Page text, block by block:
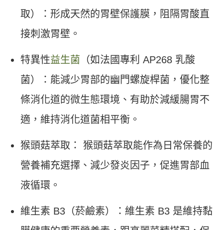
取）：形成天然的胃壁保護膜，阻隔胃酸直
接刺激胃壁。
特異性益生菌 （如法國專利 AP268 乳酸
菌）：能減少胃部的幽門螺旋桿菌，優化整
條消化道的微生態環境、有助於減緩腸胃不
適，維持消化道菌相平衡。
猴頭菇萃取： 猴頭菇萃取能作為日常保養的
營養補充選擇、減少發炎因子，促進胃部血
液循環。
維生素 B3（菸鹼素）：維生素 B3 是維持黏